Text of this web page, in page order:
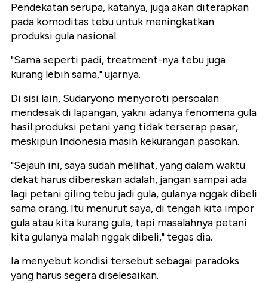
Pendekatan serupa, katanya, juga akan diterapkan
pada komoditas tebu untuk meningkatkan
produksi gula nasional.
"Sama seperti padi, treatment-nya tebu juga
kurang lebih sama," ujarnya.
Di sisi lain, Sudaryono menyoroti persoalan
mendesak di lapangan, yakni adanya fenomena gula
hasil produksi petani yang tidak terserap pasar,
meskipun Indonesia masih kekurangan pasokan.
"Sejauh ini, saya sudah melihat, yang dalam waktu
dekat harus dibereskan adalah, jangan sampai ada
lagi petani giling tebu jadi gula, gulanya nggak dibeli
sama orang. Itu menurut saya, di tengah kita impor
gula atau kita kurang gula, tapi masalahnya petani
kita gulanya malah nggak dibeli," tegas dia.
Ia menyebut kondisi tersebut sebagai paradoks
yang harus segera diselesaikan.